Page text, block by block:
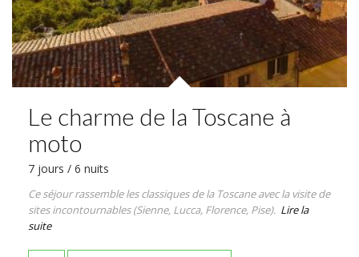
Le charme de la Toscane à
moto
7 jours / 6 nuits
Ce séjour rassemble les classiques de la Toscane avec la visite de
sites incontournables (Sienne, Lucca, Florence, Pise). Lire la
suite